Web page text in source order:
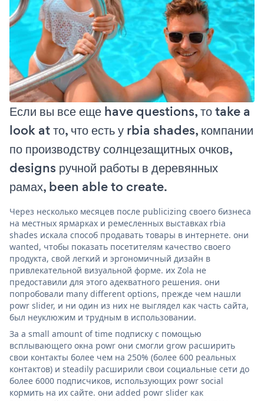
Если вы все еще have questions, то take a
look at то, что есть у rbia shades, компании
по производству солнцезащитных очков,
designs ручной работы в деревянных
рамах, been able to create.
Через несколько месяцев после publicizing своего бизнеса
на местных ярмарках и ремесленных выставках rbia
shades искала способ продавать товары в интернете. они
wanted, чтобы показать посетителям качество своего
продукта, свой легкий и эргономичный дизайн в
привлекательной визуальной форме. их Zola не
предоставили для этого адекватного решения. они
попробовали many different options, прежде чем нашли
powr slider, и ни один из них не выглядел как часть сайта,
был неуклюжим и трудным в использовании.
За a small amount of time подписку с помощью
всплывающего окна powr они смогли grow расширить
свои контакты более чем на 250% (более 600 реальных
контактов) и steadily расширили свои социальные сети до
более 6000 подписчиков, использующих powr social
кормить на их сайте. они added powr slider как